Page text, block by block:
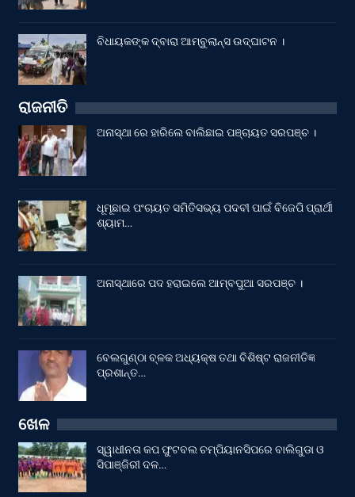
ବିଧାୟକଙ୍କ ଦ୍ବାରା ଆମ୍ବୁଲାନ୍ସ ଉଦ୍‌ଘାଟନ ।
ରାଜନୀତି
ଅନାସ୍ଥା ରେ ହାରିଲେ ବାଲିଛାଇ ପଞ୍ଚାୟତ ସରପଞ୍ଚ ।
ଧୂମୂଛାଇ ପଂଚାୟତ ସମିତିସଭ୍ୟ ପଦବୀ ପାଇଁ ବିଜେପି ପ୍ରାର୍ଥୀ
ଶ୍ୟାମ…
ଅନାସ୍ଥାରେ ପଦ ହରାଇଲେ ଆମ୍ବପୁଆ ସରପଞ୍ଚ ।
ବେଲଗୁଣ୍ଠା ବ୍ଳକ ଅଧ୍ୟକ୍ଷ ତଥା ବିଶିଷ୍ଟ ରାଜନୀତିଜ୍ଞ
ପ୍ରଶାନ୍ତ…
ଖେଳ
ସ୍ୱାଧୀନତା କପ ଫୁଟବଲ ଚମ୍ପିୟାନସିପରେ ବାଲିଗୁଡା ଓ
ସିପାଞ୍ଜିରୀ ଦଳ…